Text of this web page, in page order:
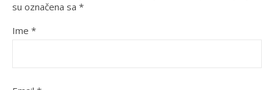
su označena sa *
Ime *